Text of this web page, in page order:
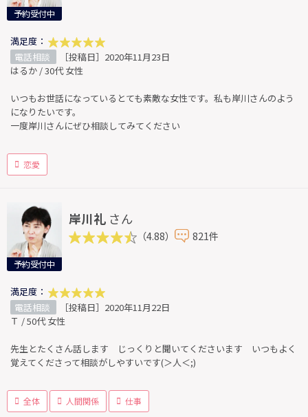
予約受付中
満足度：
電話相談
［投稿日］2020年11月23日
はるか / 30代 女性
いつもお世話になっているとても素敵な女性です。私も岸川さんのよう
になりたいです。
一度岸川さんにぜひ相談してみてください
恋愛
予約受付中
岸川礼 さん
（4.88） 821件
満足度：
電話相談
［投稿日］2020年11月22日
Ｔ / 50代 女性
先生とたくさん話します じっくりと聞いてくださいます いつもよく
覚えてくださって相談がしやすいです(＞人＜;)
全体 人間関係 仕事